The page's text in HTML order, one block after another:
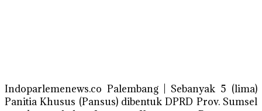
Indoparlemenews.co Palembang | Sebanyak 5 (lima)
Panitia Khusus (Pansus) dibentuk DPRD Prov. Sumsel